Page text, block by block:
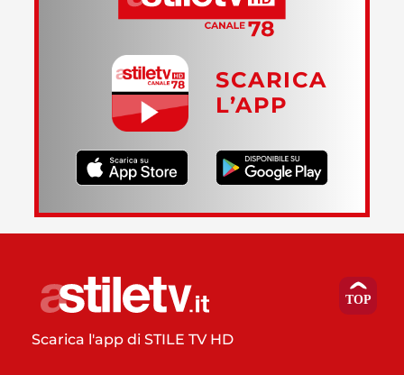
SCARICA
L’APP
Scarica l'app di STILE TV HD